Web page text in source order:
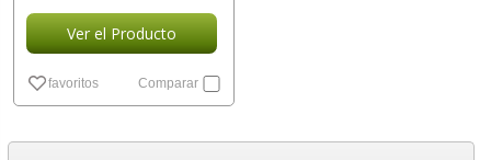
Ver el Producto
favoritos Comparar